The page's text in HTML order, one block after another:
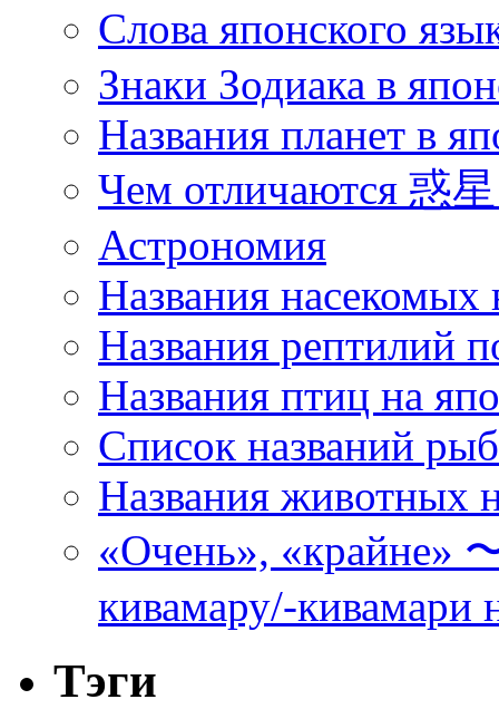
Слова японского
Знаки Зодиака в
Названия планет в
Чем отличаются 惑
Астрономия
Названия насекомых
Названия рептилий
Названия птиц на
Список названий
Названия животных
«Очень», «крайне»
кивамару/-кивамари
Тэги